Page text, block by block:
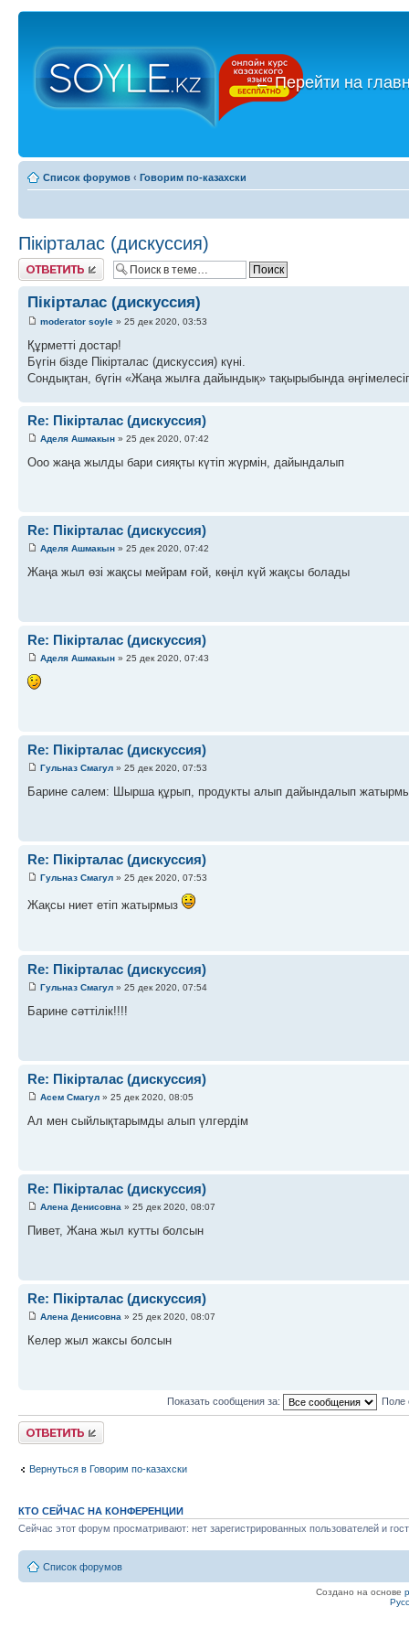
←Перейти на
Список форумов ‹ Говорим по-казахски
Пікірталас (дискуссия)
Ответить
Пікірталас (дискуссия)
moderator soyle » 25 дек 2020, 03:53
Құрметті достар!
Бүгін бізде Пікірталас (дискуссия) күні.
Сондықтан, бүгін «Жаңа жылға дайындық» тақырыбында
Re: Пікірталас (дискуссия)
Аделя Ашмакын » 25 дек 2020, 07:42
Ооо жаңа жылды бари сияқты күтіп жүрмін, дайындалып
Re: Пікірталас (дискуссия)
Аделя Ашмакын » 25 дек 2020, 07:42
Жаңа жыл өзі жақсы мейрам ғой, көңіл күй жақсы болады
Re: Пікірталас (дискуссия)
Аделя Ашмакын » 25 дек 2020, 07:43
Re: Пікірталас (дискуссия)
Гульназ Смагул » 25 дек 2020, 07:53
Барине салем: Шырша құрып, продукты алып дайындалып
Re: Пікірталас (дискуссия)
Гульназ Смагул » 25 дек 2020, 07:53
Жақсы ниет етіп жатырмыз
Re: Пікірталас (дискуссия)
Гульназ Смагул » 25 дек 2020, 07:54
Барине сәттілік!!!!
Re: Пікірталас (дискуссия)
Асем Смагул » 25 дек 2020, 08:05
Ал мен сыйлықтарымды алып үлгердім
Re: Пікірталас (дискуссия)
Алена Денисовна » 25 дек 2020, 08:07
Пивет, Жана жыл кутты болсын
Re: Пікірталас (дискуссия)
Алена Денисовна » 25 дек 2020, 08:07
Келер жыл жаксы болсын
Показать сообщения за: Поле
Ответить
Вернуться в Говорим по-казахски
КТО СЕЙЧАС НА КОНФЕРЕНЦИИ
Сейчас этот форум просматривают: нет зарегистрированных пользователей и
Список форумов
Создано на основе